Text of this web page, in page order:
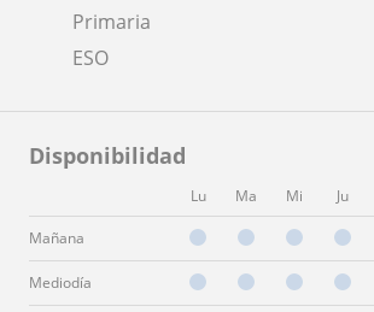
Primaria
ESO
Disponibilidad
Lu Ma Mi Ju
Mañana
Mediodía